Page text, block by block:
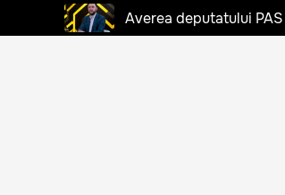
Averea deputatului